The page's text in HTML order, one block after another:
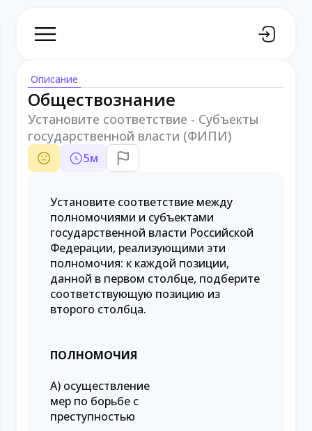
Описание
Обществознание
Установите соответствие - Субъекты
государственной власти (ФИПИ)
5м
Установите соответствие между
полномочиями и субъектами
государственной власти Российской
Федерации, реализующими эти
полномочия: к каждой позиции,
данной в первом столбце, подберите
соответствующую позицию из
второго столбца.
ПОЛНОМОЧИЯ
А) осуществление
мер по борьбе с
преступностью